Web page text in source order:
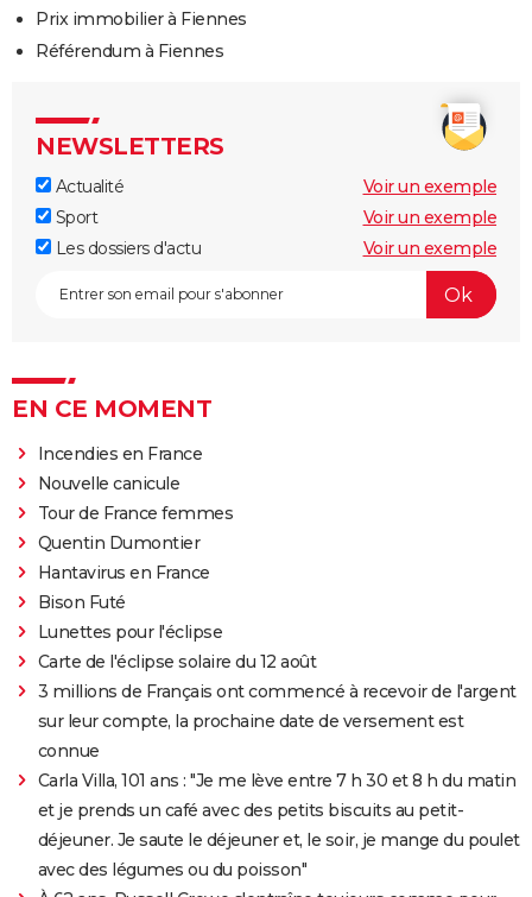
Prix immobilier à Fiennes
Référendum à Fiennes
NEWSLETTERS
Actualité
Voir un exemple
Sport
Voir un exemple
Les dossiers d'actu
Voir un exemple
EN CE MOMENT
Incendies en France
Nouvelle canicule
Tour de France femmes
Quentin Dumontier
Hantavirus en France
Bison Futé
Lunettes pour l'éclipse
Carte de l'éclipse solaire du 12 août
3 millions de Français ont commencé à recevoir de l'argent
sur leur compte, la prochaine date de versement est
connue
Carla Villa, 101 ans : "Je me lève entre 7 h 30 et 8 h du matin
et je prends un café avec des petits biscuits au petit-
déjeuner. Je saute le déjeuner et, le soir, je mange du poulet
avec des légumes ou du poisson"